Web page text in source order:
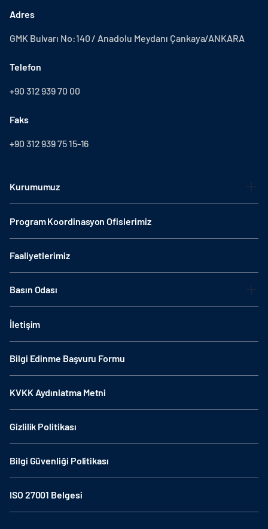
Adres
GMK Bulvarı No:140 / Anadolu Meydanı Çankaya/ANKARA
Telefon
+90 312 939 70 00
Faks
+90 312 939 75 15-16
Kurumumuz
Program Koordinasyon Ofislerimiz
Faaliyetlerimiz
Basın Odası
İletişim
Bilgi Edinme Başvuru Formu
KVKK Aydınlatma Metni
Gizlilik Politikası
Bilgi Güvenliği Politikası
ISO 27001 Belgesi